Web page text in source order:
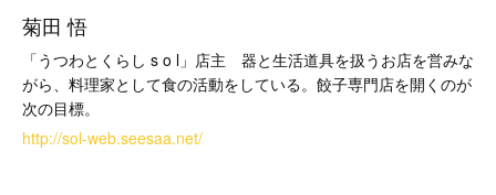
菊田 悟
「うつわとくらし s o l」店主 器と生活道具を扱うお店を営みな
がら、料理家として食の活動をしている。餃子専門店を開くのが
次の目標。
http://sol-web.seesaa.net/